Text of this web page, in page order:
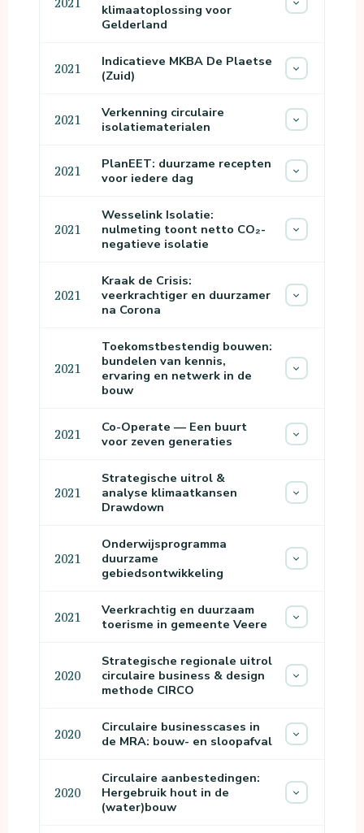
klimaatoplossing voor
Gelderland
2021
Indicatieve MKBA De Plaetse
(Zuid)
2021
Verkenning circulaire
isolatiematerialen
2021
PlanEET: duurzame recepten
voor iedere dag
2021
Wesselink Isolatie:
nulmeting toont netto CO₂-
negatieve isolatie
2021
Kraak de Crisis:
veerkrachtiger en duurzamer
na Corona
2021
Toekomstbestendig bouwen:
bundelen van kennis,
ervaring en netwerk in de
bouw
2021
Co-Operate — Een buurt
voor zeven generaties
2021
Strategische uitrol &
analyse klimaatkansen
Drawdown
2021
Onderwijsprogramma
duurzame
gebiedsontwikkeling
2021
Veerkrachtig en duurzaam
toerisme in gemeente Veere
2020
Strategische regionale uitrol
circulaire business & design
methode CIRCO
2020
Circulaire businesscases in
de MRA: bouw- en sloopafval
2020
Circulaire aanbestedingen:
Hergebruik hout in de
(water)bouw